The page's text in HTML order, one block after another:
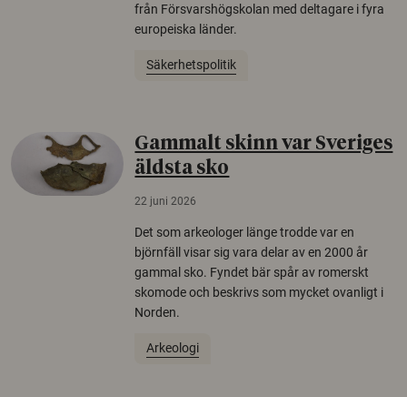
från Försvarshögskolan med deltagare i fyra
europeiska länder.
Säkerhetspolitik
Gammalt skinn var Sveriges
äldsta sko
22 juni 2026
Det som arkeologer länge trodde var en
björnfäll visar sig vara delar av en 2000 år
gammal sko. Fyndet bär spår av romerskt
skomode och beskrivs som mycket ovanligt i
Norden.
Arkeologi